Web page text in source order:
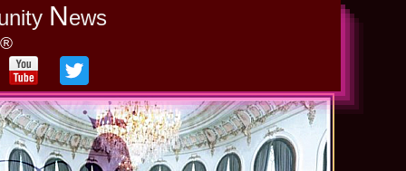
News